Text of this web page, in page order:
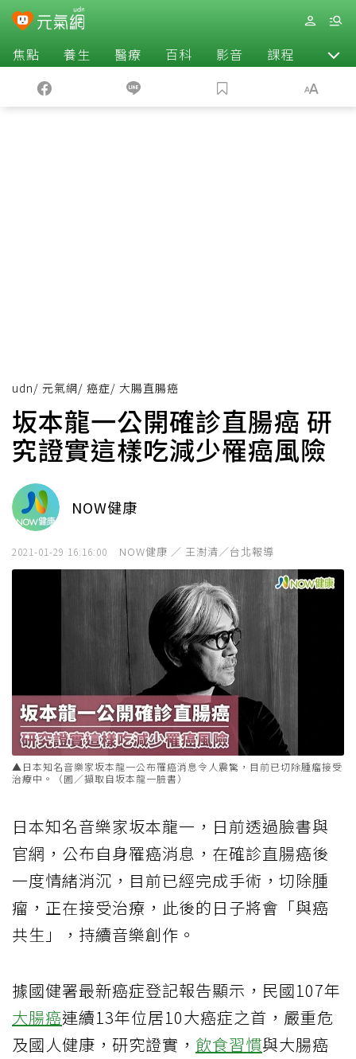
焦點 養生 醫療 百科 影音 課程 退休
udn/ 元氣網/ 癌症/ 大腸直腸癌
坂本龍一公開確診直腸癌 研
究證實這樣吃減少罹癌風險
NOW健康
2021-01-29 16:16:00 NOW健康 ／ 王澍清／台北報導
▲日本知名音樂家坂本龍一公布罹癌消息令人震驚，目前已切除腫瘤接受
治療中。（圖／擷取自坂本龍一臉書）
日本知名音樂家坂本龍一，日前透過臉書與
官網，公布自身罹癌消息，在確診直腸癌後
一度情緒消沉，目前已經完成手術，切除腫
瘤，正在接受治療，此後的日子將會「與癌
共生」，持續音樂創作。
據國健署最新癌症登記報告顯示，民國107年
大腸癌連續13年位居10大癌症之首，嚴重危
及國人健康，研究證實， 飲食習慣與大腸癌